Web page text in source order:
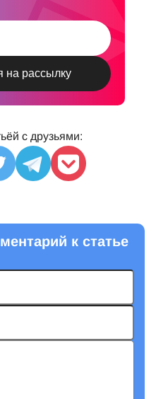
с друзьями:
к статье